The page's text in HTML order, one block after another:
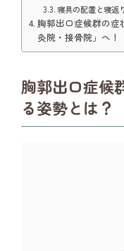
寝具の配置と寝返
胸郭出口症候群の症
灸院・接骨院」へ！
胸郭出口症候
る姿勢とは？